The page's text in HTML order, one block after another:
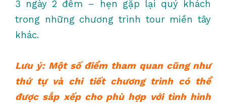
3 ngày 2 đêm – hẹn gặp lại quý khách
trong những chương trình tour miền tây
khác.
Lưu ý: Một số điểm tham quan cũng như
thứ tự và chi tiết chương trình có thể
được sắp xếp cho phù hợp với tình hình